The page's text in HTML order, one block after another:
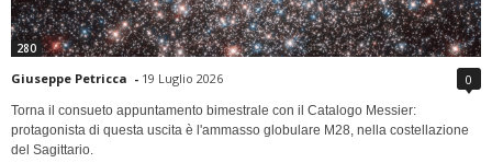
280
Giuseppe Petricca - 19 Luglio 2026 0
Torna il consueto appuntamento bimestrale con il Catalogo Messier:
protagonista di questa uscita è l'ammasso globulare M28, nella costellazione
del Sagittario.